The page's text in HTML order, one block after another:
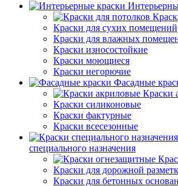
Краски для сухих помещений
Краски для влажных
Краски износостойкие
Краски моющиеся
Краски негорючие
Фасадные
Краски
Краски силиконовые
Краски фактурные
Краски всесезонные
специального назначения
Краски для дорожной
Краски для бетонных